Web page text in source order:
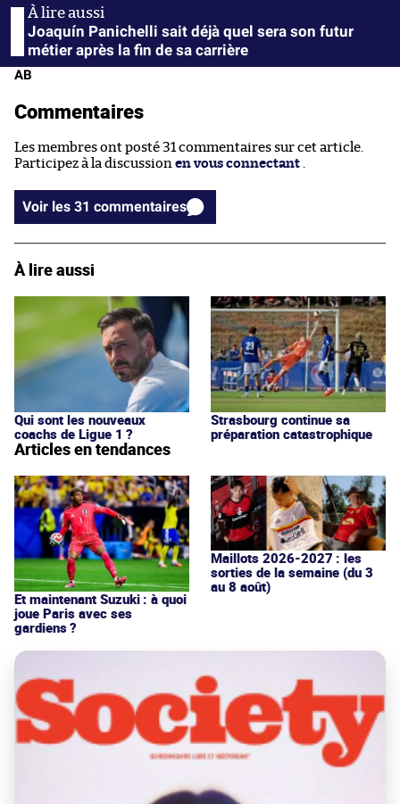
Joaquín Panichelli sait déjà quel sera son futur
métier après la fin de sa carrière
AB
Commentaires
Les membres ont posté 31 commentaires sur cet article.
Participez à la discussion en vous connectant
Voir les 31 commentaires
À lire aussi
Qui sont les nouveaux
coachs de Ligue 1 ?
Strasbourg continue sa
préparation catastrophique
Articles en tendances
Et maintenant Suzuki : à quoi
joue Paris avec ses
gardiens ?
Maillots 2026-2027 : les
sorties de la semaine (du 3
au 8 août)